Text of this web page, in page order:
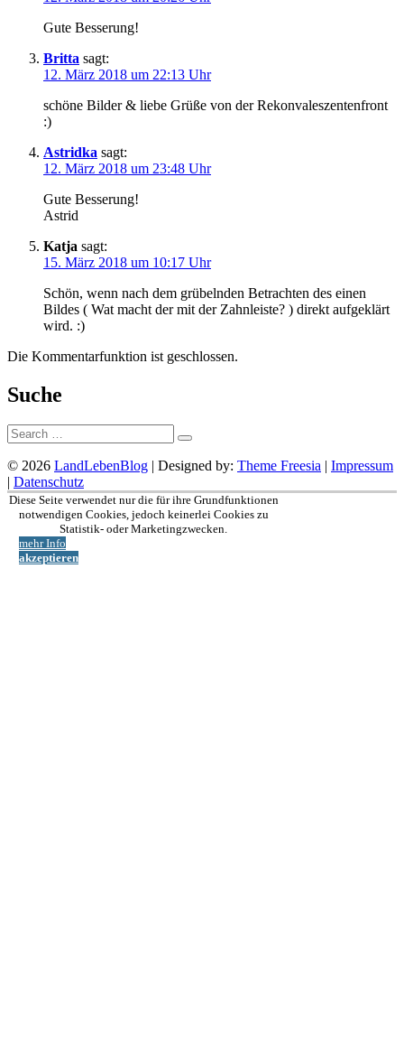
Gute Besserung!
Britta sagt:
12. März 2018 um 22:13 Uhr
schöne Bilder & liebe Grüße von der Rekonvaleszentenfront
:)
Astridka sagt:
12. März 2018 um 23:48 Uhr
Gute Besserung!
Astrid
Katja sagt:
15. März 2018 um 10:17 Uhr
Schön, wenn nach dem grübelnden Betrachten des einen
Bildes ( Wat macht der mit der Zahnleiste? ) direkt aufgeklärt
wird. :)
Die Kommentarfunktion ist geschlossen.
Suche
Suche:
© 2026 LandLebenBlog | Designed by: Theme Freesia | Impressum
| Datenschutz
Nach
oben
Diese Seite verwendet nur die für ihre Grundfunktionen
notwendigen Cookies, jedoch keinerlei Cookies zu
Statistik- oder Marketingzwecken.
mehr Info
akzeptieren